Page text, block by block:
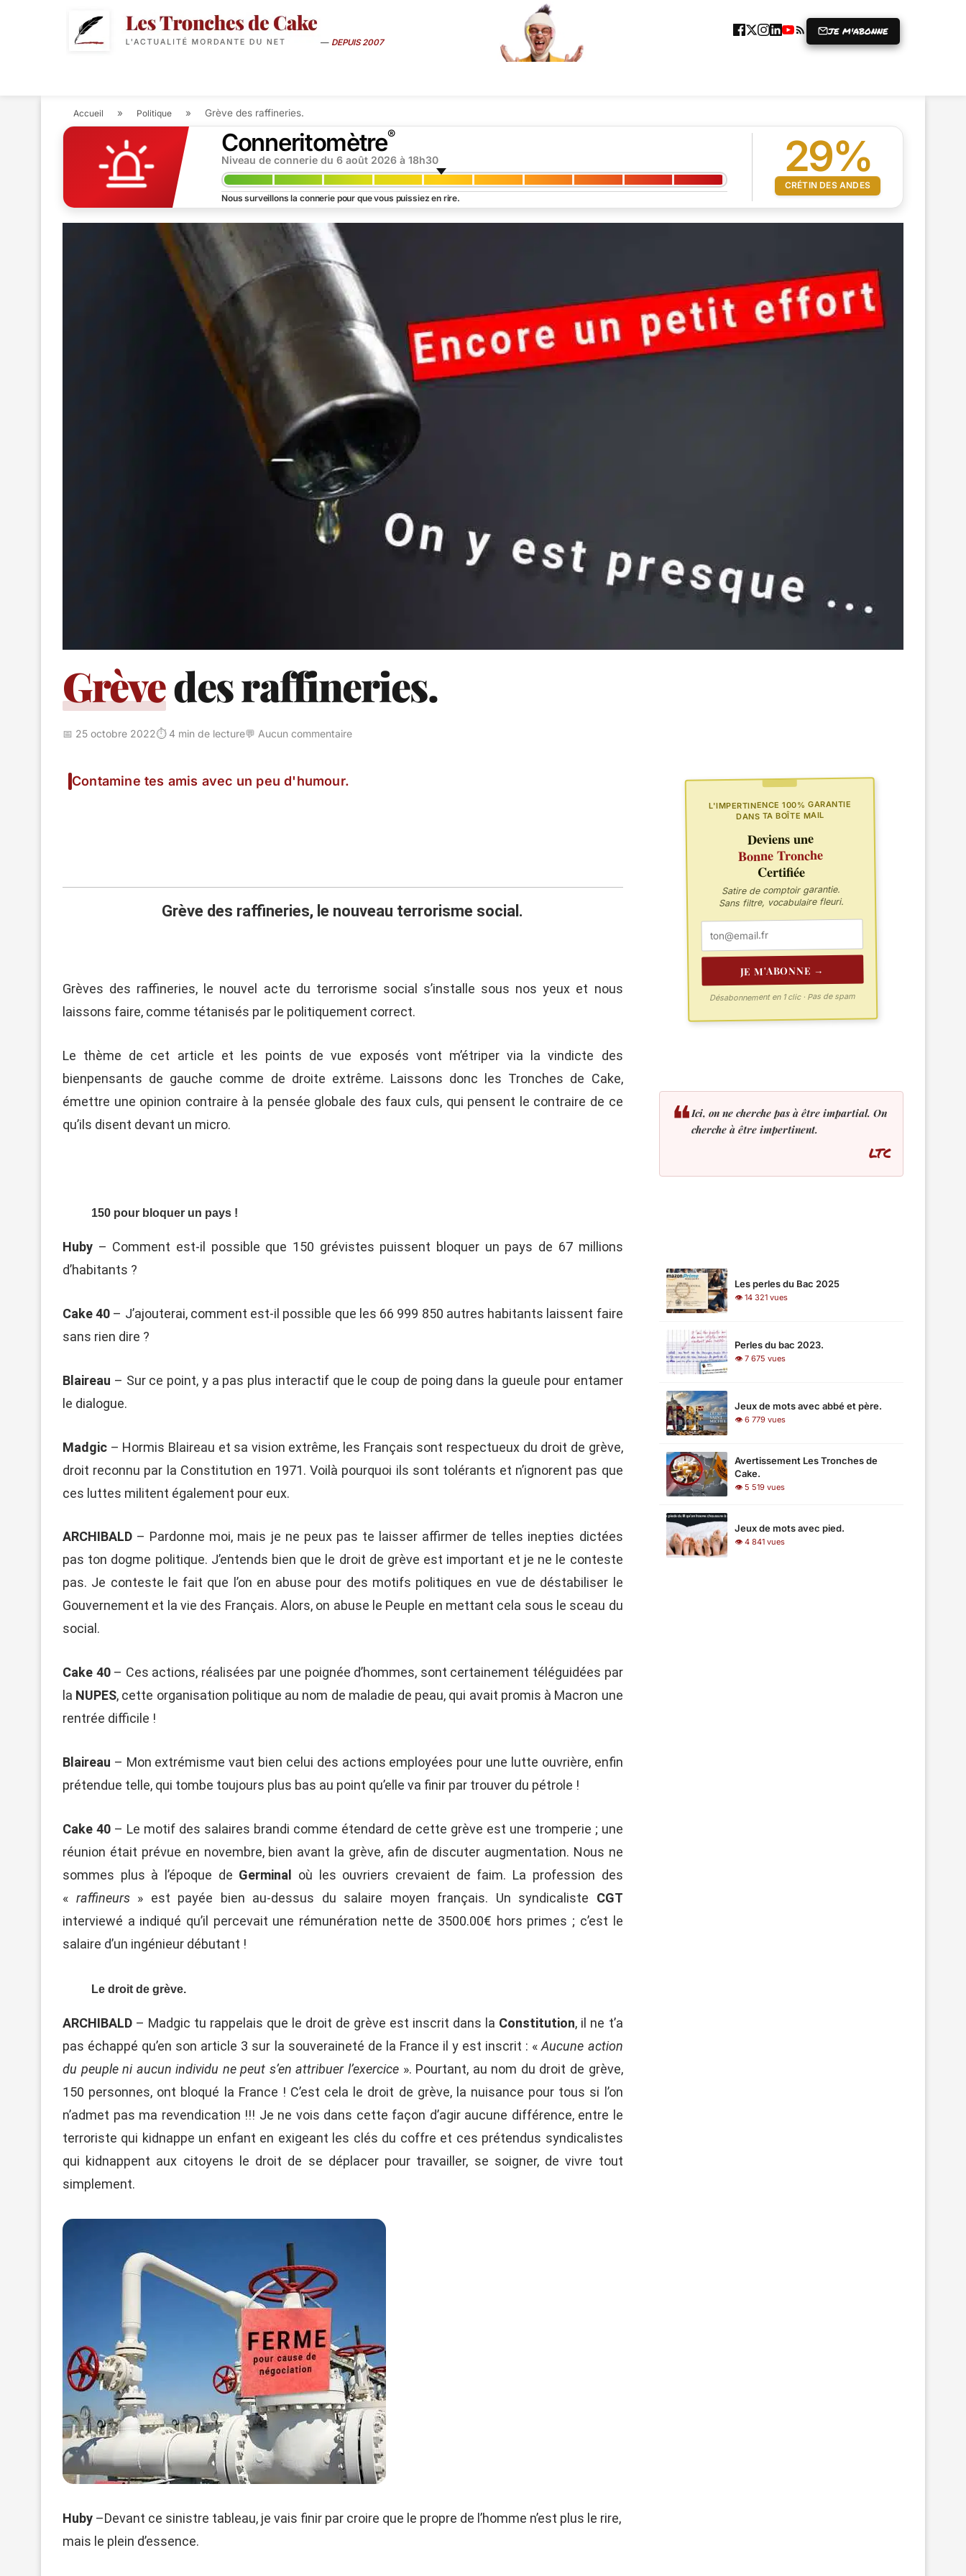
— DEPUIS 2007
JE M'ABONNE
Accueil » Politique » Grève des raffineries.
Conneritomètre®
Niveau de connerie du 6 août 2026 à 18h30
Nous surveillons la connerie pour que vous puissiez en rire.
29%
CRÉTIN DES ANDES
Grèvedes raffineries.
📅 25 octobre 2022⏱️ 4 min de lecture💬 Aucun commentaire
Contamine tes amis avec un peu d'humour.
Grève des raffineries, le nouveau terrorisme social.
Grèves des raffineries, le nouvel acte du terrorisme social s’installe sous nos yeux et nous
laissons faire, comme tétanisés par le politiquement correct.
Le thème de cet article et les points de vue exposés vont m’étriper via la vindicte des
bienpensants de gauche comme de droite extrême. Laissons donc les Tronches de Cake,
émettre une opinion contraire à la pensée globale des faux culs, qui pensent le contraire de ce
qu’ils disent devant un micro.
150 pour bloquer un pays !
Huby – Comment est-il possible que 150 grévistes puissent bloquer un pays de 67 millions
d’habitants ?
Cake 40 – J’ajouterai, comment est-il possible que les 66 999 850 autres habitants laissent faire
sans rien dire ?
Blaireau – Sur ce point, y a pas plus interactif que le coup de poing dans la gueule pour entamer
le dialogue.
Madgic – Hormis Blaireau et sa vision extrême, les Français sont respectueux du droit de grève,
droit reconnu par la Constitution en 1971. Voilà pourquoi ils sont tolérants et n’ignorent pas que
ces luttes militent également pour eux.
ARCHIBALD – Pardonne moi, mais je ne peux pas te laisser affirmer de telles inepties dictées
pas ton dogme politique. J’entends bien que le droit de grève est important et je ne le conteste
pas. Je conteste le fait que l’on en abuse pour des motifs politiques en vue de déstabiliser le
Gouvernement et la vie des Français. Alors, on abuse le Peuple en mettant cela sous le sceau du
social.
Cake 40 – Ces actions, réalisées par une poignée d’hommes, sont certainement téléguidées par
la NUPES, cette organisation politique au nom de maladie de peau, qui avait promis à Macron une
rentrée difficile !
Blaireau – Mon extrémisme vaut bien celui des actions employées pour une lutte ouvrière, enfin
prétendue telle, qui tombe toujours plus bas au point qu’elle va finir par trouver du pétrole !
Cake 40– Le motif des salaires brandi comme étendard de cette grève est une tromperie ; une
réunion était prévue en novembre, bien avant la grève, afin de discuter augmentation. Nous ne
sommes plus à l’époque de Germinal où les ouvriers crevaient de faim. La profession des
« raffineurs» est payée bien au-dessus du salaire moyen français. Un syndicaliste CGT
interviewé a indiqué qu’il percevait une rémunération nette de 3500.00€ hors primes ; c’est le
salaire d’un ingénieur débutant !
Le droit de grève.
ARCHIBALD – Madgic tu rappelais que le droit de grève est inscrit dans la Constitution, il ne t’a
pas échappé qu’en son article 3 sur la souveraineté de la France il y est inscrit : «Aucune action
du peuple ni aucun individu ne peut s’en attribuer l’exercice ». Pourtant, au nom du droit de grève,
150 personnes, ont bloqué la France ! C’est cela le droit de grève, la nuisance pour tous si l’on
n’admet pas ma revendication !!! Je ne vois dans cette façon d’agir aucune différence, entre le
terroriste qui kidnappe un enfant en exigeant les clés du coffre et ces prétendus syndicalistes
qui kidnappent aux citoyens le droit de se déplacer pour travailler, se soigner, de vivre tout
simplement.
Huby –Devant ce sinistre tableau, je vais finir par croire que le propre de l’homme n’est plus le rire,
mais le plein d’essence.
L'IMPERTINENCE 100% GARANTIE
DANS TA BOÎTE MAIL
Deviens une
Bonne Tronche
Certifiée
Satire de comptoir garantie.
Sans filtre, vocabulaire fleuri.
JE M'ABONNE →
Désabonnement en 1 clic · Pas de spam
❝Ici, on ne cherche pas à être impartial. On
cherche à être impertinent.
LTC
Les perles du Bac 2025
👁 14 321 vues
Perles du bac 2023.
👁 7 675 vues
Jeux de mots avec abbé et père.
👁 6 779 vues
Avertissement Les Tronches de
Cake.
👁 5 519 vues
Jeux de mots avec pied.
👁 4 841 vues